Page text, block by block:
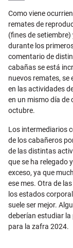
Como viene
remates de
(fines de
durante los
comentario de
cabañas se está
nuevos remates, se
en las actividades
en un mismo día
octubre.
Los intermediarios
de los cabañeros
de las distintas
que se ha relegado
exceso, ya que
ese mes. Otra de
los estados
suele ser mejor.
deberían estudiar
para la zafra 2024.